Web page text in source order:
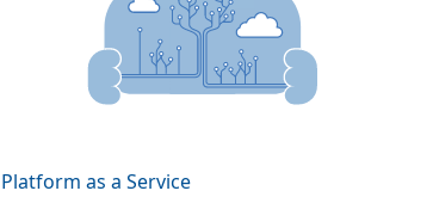
Platform as a Service